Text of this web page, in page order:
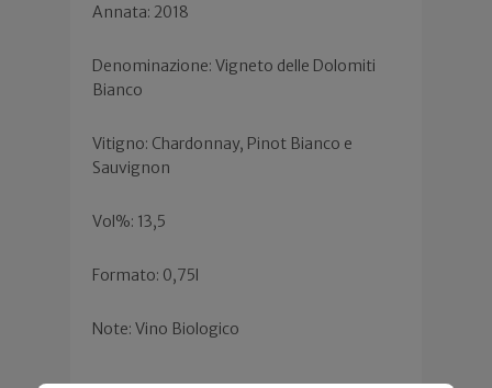
Annata: 2018
Denominazione: Vigneto delle Dolomiti
Bianco
Vitigno: Chardonnay, Pinot Bianco e
Sauvignon
Vol%: 13,5
Formato: 0,75l
Note: Vino Biologico